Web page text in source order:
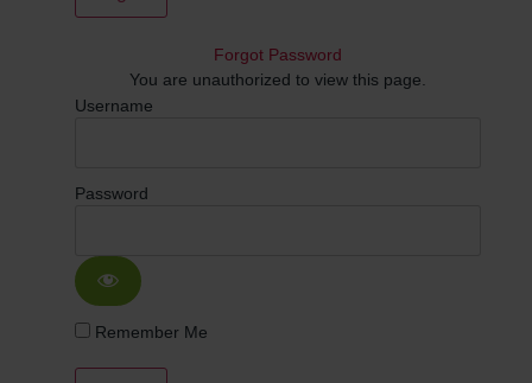
Forgot Password
You are unauthorized to view this page.
Username
Password
Remember Me